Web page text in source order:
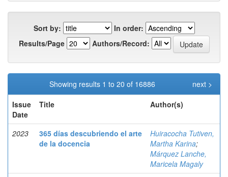
Sort by:
In order:
Results/Page
Authors/Record:
Showing results 1 to 20 of 16886
next >
Issue
Date
Title Author(s)
2023
365 días descubriendo el arte
de la docencia
Huiracocha Tutiven,
Martha Karina;
Márquez Lanche,
Maricela Magaly